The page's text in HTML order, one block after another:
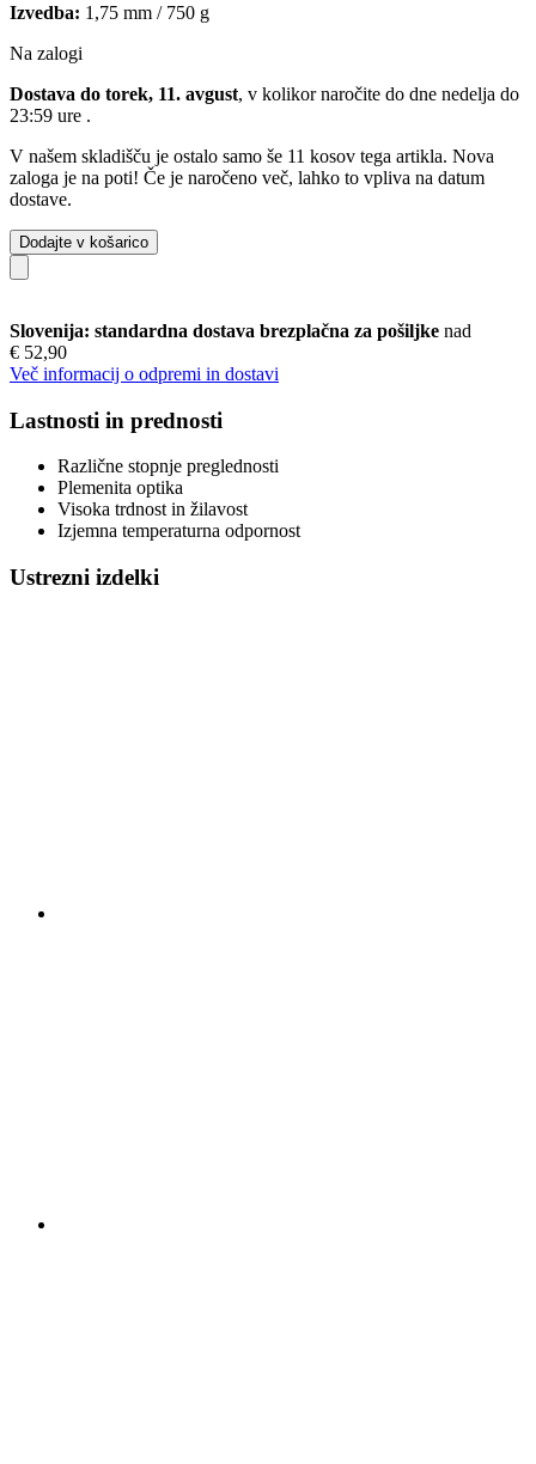
Izvedba: 1,75 mm / 750 g
Na zalogi
Dostava do torek, 11. avgust, v kolikor naročite do dne nedelja do
23:59 ure .
V našem skladišču je ostalo samo še 11 kosov tega artikla. Nova
zaloga je na poti! Če je naročeno več, lahko to vpliva na datum
dostave.
Dodajte v košarico
Slovenija: standardna dostava brezplačna za pošiljke nad
€ 52,90
Več informacij o odpremi in dostavi
Lastnosti in prednosti
Različne stopnje preglednosti
Plemenita optika
Visoka trdnost in žilavost
Izjemna temperaturna odpornost
Ustrezni izdelki